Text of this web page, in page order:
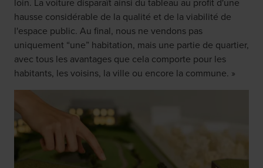
loin. La voiture disparaît ainsi du tableau au profit d'une
hausse considérable de la qualité et de la viabilité de
l'espace public. Au final, nous ne vendons pas
uniquement “une” habitation, mais une partie de quartier,
avec tous les avantages que cela comporte pour les
habitants, les voisins, la ville ou encore la commune. »